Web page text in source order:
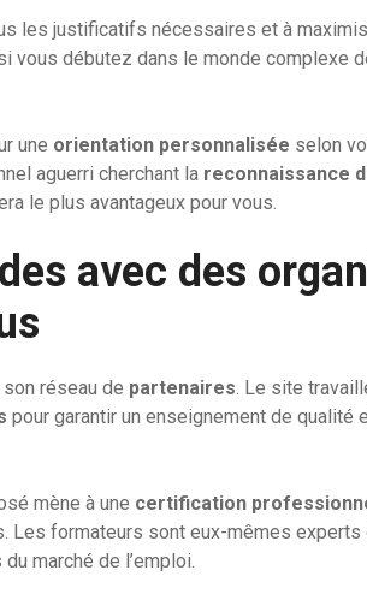
les justificatifs nécessaires et à
vous débutez dans le monde complexe
une orientation personnalisée selon
aguerri cherchant la reconnaissance
le plus avantageux pour vous.
avec des
son réseau de partenaires . Le site
pour garantir un enseignement de qualité
mène à une certification
Les formateurs sont eux-mêmes experts
marché de l’emploi.